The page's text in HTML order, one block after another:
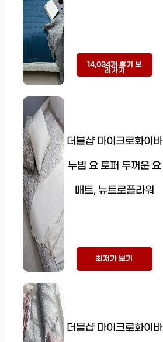
14,034개 후기 보
러가기
더블샵 마이크로화이바
누빔 요 토퍼 두꺼운 요
매트, 뉴트로플라워
최저가 보기
더블샵 마이크로화이바